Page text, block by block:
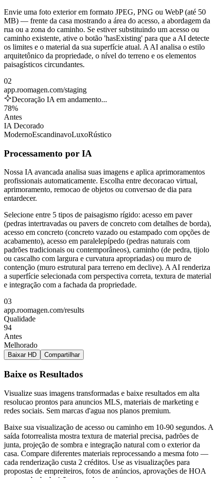
Envie uma foto exterior em formato JPEG, PNG ou WebP (até 50
MB) — frente da casa mostrando a área do acesso, a abordagem da
rua ou a zona do caminho. Se estiver substituindo um acesso ou
caminho existente, ative o botão 'hasExisting' para que a AI detecte
os limites e o material da sua superfície atual. A AI analisa o estilo
arquitetônico da propriedade, o nível do terreno e os elementos
paisagísticos circundantes.
02
app.roomagen.com/staging
Decoração IA em andamento...
78%
Antes
IA Decorado
ModernoEscandinavoLuxoRústico
Processamento por IA
Nossa IA avancada analisa suas imagens e aplica aprimoramentos
profissionais automaticamente. Escolha entre decoracao virtual,
aprimoramento, remocao de objetos ou conversao de dia para
entardecer.
Selecione entre 5 tipos de paisagismo rígido: acesso em paver
(pedras intertravadas ou pavers de concreto com detalhes de borda),
acesso em concreto (concreto vazado ou estampado com opções de
acabamento), acesso em paralelepípedo (pedras naturais com
padrões tradicionais ou contemporâneos), caminho (de pedra, tijolo
ou cascalho com largura e curvatura apropriadas) ou muro de
contenção (muro estrutural para terreno em declive). A AI renderiza
a superfície selecionada com perspectiva correta, textura de material
e integração com a fachada da propriedade.
03
app.roomagen.com/results
Qualidade
94
Antes
Melhorado
Baixar HD Compartilhar
Baixe os Resultados
Visualize suas imagens transformadas e baixe resultados em alta
resolucao prontos para anuncios MLS, materiais de marketing e
redes sociais. Sem marcas d'agua nos planos premium.
Baixe sua visualização de acesso ou caminho em 10-90 segundos. A
saída fotorrealista mostra textura de material precisa, padrões de
junta, projeção de sombra e integração natural com o exterior da
casa. Compare diferentes materiais reprocessando a mesma foto —
cada renderização custa 2 créditos. Use as visualizações para
propostas de empreiteiros, fotos de anúncios, aprovações de HOA